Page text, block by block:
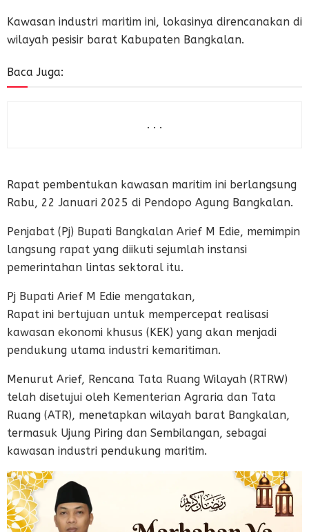
Kawasan industri maritim ini, lokasinya direncanakan di
wilayah pesisir barat Kabupaten Bangkalan.
Baca Juga:
. . .
Rapat pembentukan kawasan maritim ini berlangsung
Rabu, 22 Januari 2025 di Pendopo Agung Bangkalan.
Penjabat (Pj) Bupati Bangkalan Arief M Edie, memimpin
langsung rapat yang diikuti sejumlah instansi
pemerintahan lintas sektoral itu.
Pj Bupati Arief M Edie mengatakan,
Rapat ini bertujuan untuk mempercepat realisasi
kawasan ekonomi khusus (KEK) yang akan menjadi
pendukung utama industri kemaritiman.
Menurut Arief, Rencana Tata Ruang Wilayah (RTRW)
telah disetujui oleh Kementerian Agraria dan Tata
Ruang (ATR), menetapkan wilayah barat Bangkalan,
termasuk Ujung Piring dan Sembilangan, sebagai
kawasan industri pendukung maritim.